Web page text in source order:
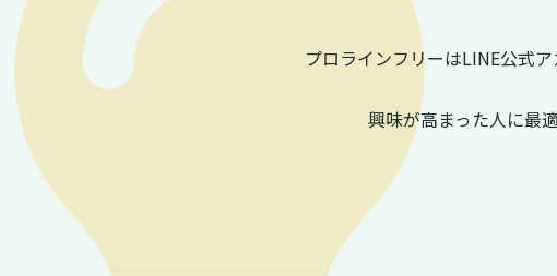
プロラインフリーはLINE公式
興味が高まった人に最